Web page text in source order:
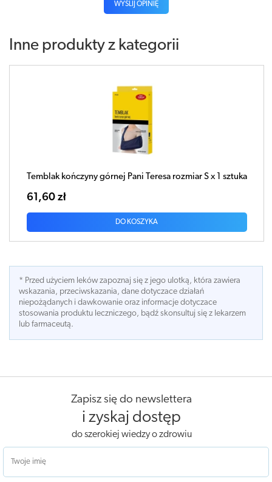
WYŚLIJ OPINIĘ
Inne produkty z kategorii
Temblak kończyny górnej Pani Teresa rozmiar S x 1 sztuka
61,60 zł
DO KOSZYKA
* Przed użyciem leków zapoznaj się z jego ulotką, która zawiera
wskazania, przeciwskazania, dane dotyczace działań
niepożądanych i dawkowanie oraz informacje dotyczace
stosowania produktu leczniczego, bądź skonsultuj się z lekarzem
lub farmaceutą.
Zapisz się do newslettera
i zyskaj dostęp
do szerokiej wiedzy o zdrowiu